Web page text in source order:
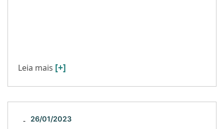
Leia mais [+]
- 26/01/2023